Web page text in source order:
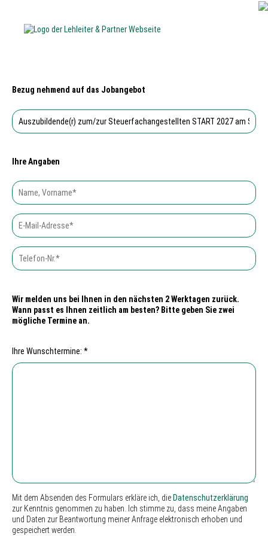
Bezug nehmend auf das Jobangebot
Ihre Angaben
Wir melden uns bei Ihnen in den nächsten 2 Werktagen zurück.
Wann passt es Ihnen zeitlich am besten? Bitte geben Sie zwei
mögliche Termine an.
Ihre Wunschtermine: *
Mit dem Absenden des Formulars erkläre ich, die Datenschutzerklärung
zur Kenntnis genommen zu haben. Ich stimme zu, dass meine Angaben
und Daten zur Beantwortung meiner Anfrage elektronisch erhoben und
gespeichert werden.